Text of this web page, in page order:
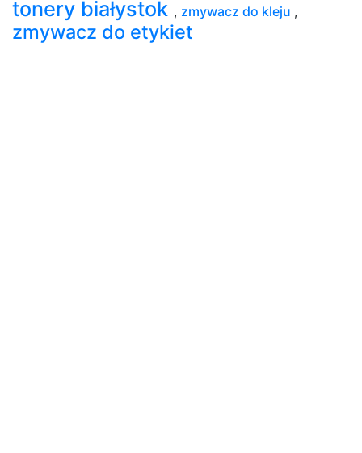
tonery białystok , zmywacz do kleju ,
zmywacz do etykiet